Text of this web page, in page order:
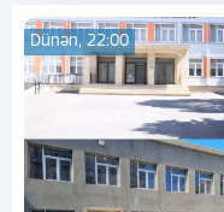
Dünən, 22:00